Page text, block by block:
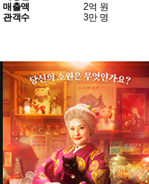
며 장기 흥행을 이어가
감성 드라마로, 섬세
받았다. 이번 주 1억 원
을 기록했다.
인간 심리를 깊이 탐구
는 전개와 몰입감 높은
만 원, 관객 수 4천 명,